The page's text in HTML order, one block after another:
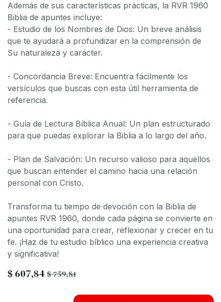
Además de sus características prácticas, la RVR 1960
Biblia de apuntes incluye:
- Estudio de los Nombres de Dios: Un breve análisis
que te ayudará a profundizar en la comprensión de
Su naturaleza y carácter.
- Concordancia Breve: Encuentra fácilmente los
versículos que buscas con esta útil herramienta de
referencia.
- Guía de Lectura Bíblica Anual: Un plan estructurado
para que puedas explorar la Biblia a lo largo del año.
- Plan de Salvación: Un recurso valioso para aquellos
que buscan entender el camino hacia una relación
personal con Cristo.
Transforma tu tiempo de devoción con la Biblia de
apuntes RVR 1960, donde cada página se convierte en
una oportunidad para crear, reflexionar y crecer en tu
fe. ¡Haz de tu estudio bíblico una experiencia creativa
y significativa!
$ 607,84 $759,81